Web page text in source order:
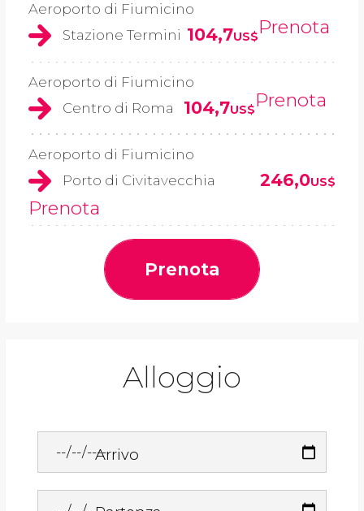
Aeroporto di Fiumicino
Stazione Termini 104,7US$Prenota
Aeroporto di Fiumicino
Centro di Roma
104,7US$Prenota
Aeroporto di Fiumicino
Porto di Civitavecchia
246,0US$
Prenota
Prenota
Alloggio
Arrivo